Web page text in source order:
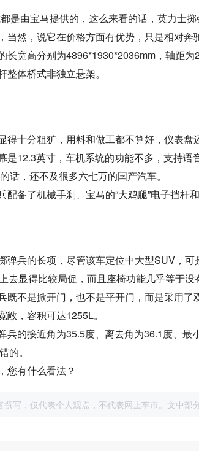
是由宝马提供的，这么来看的话，英力士掷
然，说它在价格方面有优势，只是相对奔
长宽高分别为4896*1930*2036mm，轴距为
体桥式非独立悬架。
得十分粗犷，用料和做工都不算好，仪表
是12.3英寸，车机系统的功能不多，支持
话，还不及很多六七万的国产汽车。
备了机械手刹、宝马的“大鸡腿”电子挡杆
弹兵的长项，尽管该车定位中大型SUV，
去显得比较局促，而且座椅功能几乎等于没
既不是掀开门，也不是平开门，而是采用了
，容积可达1255L。
兵的接近角为35.5度、离去角为36.1度、最
的。
您有什么看法？
写，仅代表个人观点，不代表网上车市。文中部